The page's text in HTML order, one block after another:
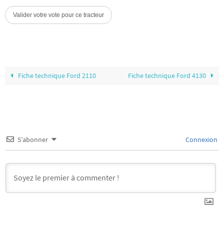
Fiche technique Ford 2110 Fiche technique Ford 4130
S’abonner Connexion